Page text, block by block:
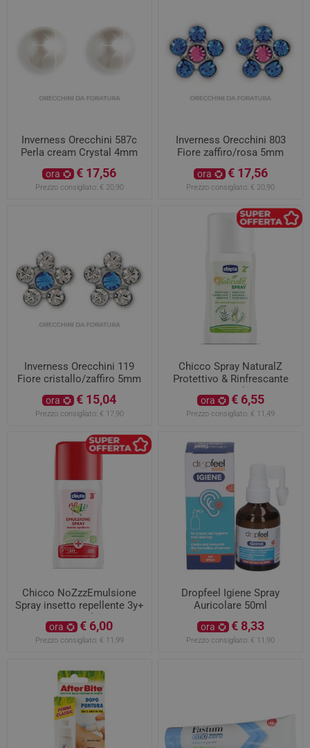
Inverness Orecchini 587c
Perla cream Crystal 4mm
ora € 17,56
Prezzo consigliato: € 20,90
Inverness Orecchini 803
Fiore zaffiro/rosa 5mm
ora € 17,56
Prezzo consigliato: € 20,90
Inverness Orecchini 119
Fiore cristallo/zaffiro 5mm
ora € 15,04
Prezzo consigliato: € 17,90
Chicco Spray NaturalZ
Protettivo & Rinfrescante
100ml
ora € 6,55
Prezzo consigliato: € 11,49
Chicco NoZzzEmulsione
Spray insetto repellente 3y+
100ml
ora € 6,00
Prezzo consigliato: € 11,99
Dropfeel Igiene Spray
Auricolare 50ml
ora € 8,33
Prezzo consigliato: € 11,90